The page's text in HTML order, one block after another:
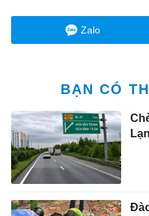
Zalo
BẠN CÓ